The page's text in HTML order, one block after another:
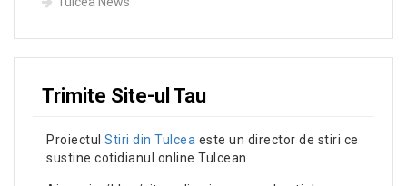
Trimite Site-ul Tau
Proiectul Stiri din Tulcea este un director de stiri ce
sustine cotidianul online Tulcean.